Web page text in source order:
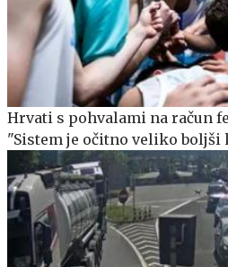
Hrvati s pohvalami na račun
"Sistem je očitno veliko boljši